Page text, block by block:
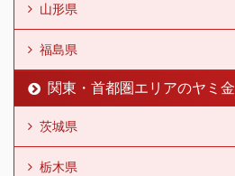
山形県
福島県
関東・首都圏エリアのヤミ金
茨城県
栃木県